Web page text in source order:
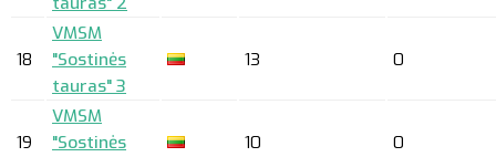
18
VMSM
"Sostinės
tauras" 3
13 0
19
VMSM
"Sostinės
10 0